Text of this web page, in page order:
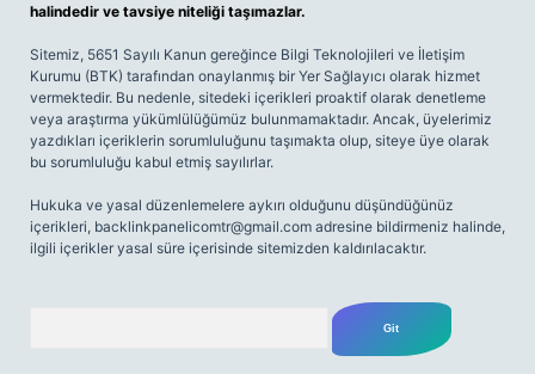
halindedir ve tavsiye niteliği taşımazlar.
Sitemiz, 5651 Sayılı Kanun gereğince Bilgi Teknolojileri ve İletişim
Kurumu (BTK) tarafından onaylanmış bir Yer Sağlayıcı olarak hizmet
vermektedir. Bu nedenle, sitedeki içerikleri proaktif olarak denetleme
veya araştırma yükümlülüğümüz bulunmamaktadır. Ancak, üyelerimiz
yazdıkları içeriklerin sorumluluğunu taşımakta olup, siteye üye olarak
bu sorumluluğu kabul etmiş sayılırlar.
Hukuka ve yasal düzenlemelere aykırı olduğunu düşündüğünüz
içerikleri, backlinkpanelicomtr@gmail.com adresine bildirmeniz halinde,
ilgili içerikler yasal süre içerisinde sitemizden kaldırılacaktır.